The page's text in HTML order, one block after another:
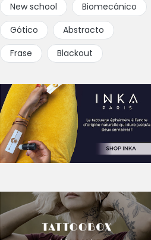
New school
Biomecánico
Gótico
Abstracto
Frase
Blackout